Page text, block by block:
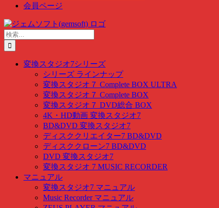
会員ページ
Skip
to
content
検
索
…
変換スタジオ7シリーズ
シリーズ ラインナップ
変換スタジオ７ Complete BOX ULTRA
変換スタジオ７ Complete BOX
変換スタジオ７ DVD総合 BOX
4K・HD動画 変換スタジオ7
BD&DVD 変換スタジオ7
ディスククリエイター7 BD&DVD
ディスククローン7 BD&DVD
DVD 変換スタジオ7
変換スタジオ 7 MUSIC RECORDER
マニュアル
変換スタジオ7 マニュアル
Music Recorder マニュアル